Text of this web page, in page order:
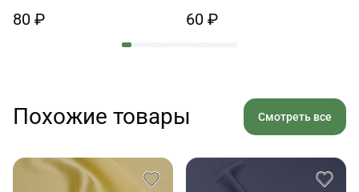
80 ₽ 60 ₽
Похожие товары Смотреть все